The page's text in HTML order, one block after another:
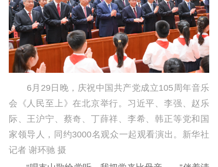
电影工作
电影创作 电影市场
机关党建
党建要闻 学习在线
文化人才
紫金人才 职称评审
6月29日晚，庆祝中国共产党成立105周年音乐
会《人民至上》在北京举行。习近平、李强、赵乐
际、王沪宁、蔡奇、丁薛祥、李希、韩正等党和国
家领导人，同约3000名观众一起观看演出。新华社
记者 谢环驰 摄